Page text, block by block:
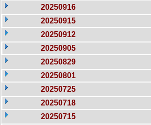
20250916
20250915
20250912
20250905
20250829
20250801
20250725
20250718
20250715